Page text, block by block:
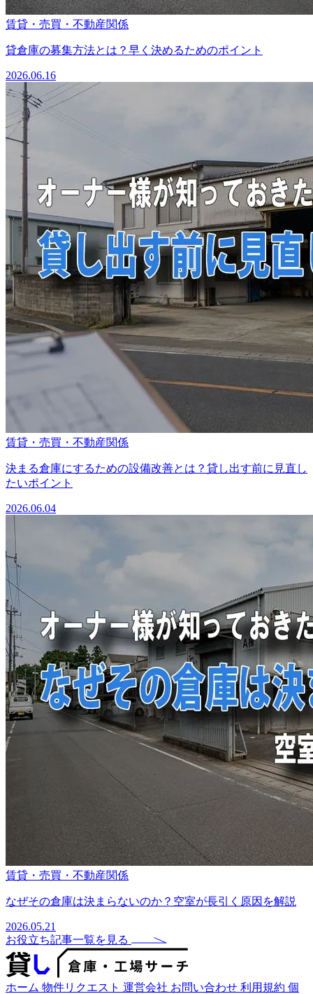
賃貸・売買・不動産関係
貸倉庫の募集方法とは？早く決めるためのポイント
2026.06.16
賃貸・売買・不動産関係
決まる倉庫にするための設備改善とは？貸し出す前に見直し
たいポイント
2026.06.04
賃貸・売買・不動産関係
なぜその倉庫は決まらないのか？空室が長引く原因を解説
2026.05.21
お役立ち記事一覧を見る
ホーム 物件リクエスト 運営会社 お問い合わせ 利用規約 個